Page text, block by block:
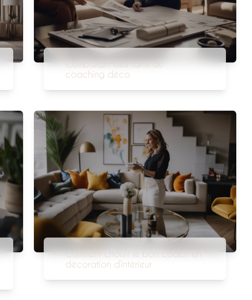
Comparatif des tarifs du
coaching déco
Comment choisir le bon coach en
décoration d’intérieur